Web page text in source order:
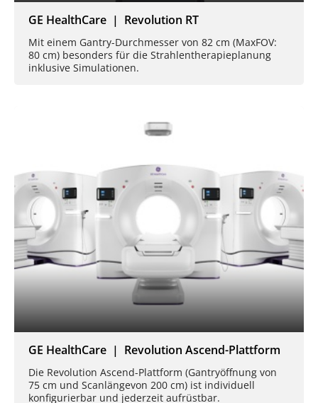
GE HealthCare | Revolution RT
Mit einem Gantry-Durchmesser von 82 cm (MaxFOV:
80 cm) besonders für die Strahlentherapieplanung
inklusive Simulationen.
GE HealthCare | Revolution Ascend-Plattform
Die Revolution Ascend-Plattform (Gantryöffnung von
75 cm und Scanlängevon 200 cm) ist individuell
konfigurierbar und jederzeit aufrüstbar.